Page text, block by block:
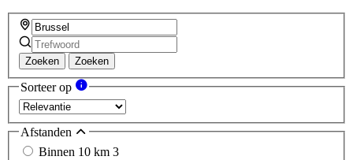
Zoeken Zoeken
Sorteer op
Afstanden
Binnen 10 km 3